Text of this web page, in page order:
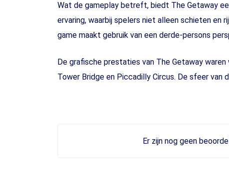
Wat de gameplay betreft, biedt The Getaway
ervaring, waarbij spelers niet alleen schieten en
game maakt gebruik van een derde-persons
De grafische prestaties van The Getaway
Tower Bridge en Piccadilly Circus. De sfeer
Er zijn nog geen